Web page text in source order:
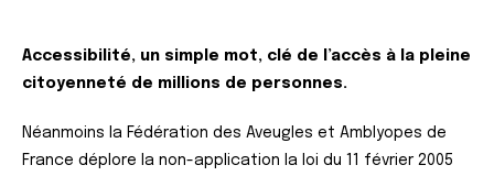
Accessibilité, un simple mot, clé de l’accès à la pleine
citoyenneté de millions de personnes.
Néanmoins la Fédération des Aveugles et Amblyopes de
France déplore la non-application la loi du 11 février 2005